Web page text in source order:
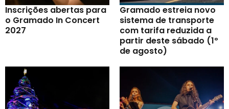
Inscrições abertas para
o Gramado In Concert
2027
Gramado estreia novo
sistema de transporte
com tarifa reduzida a
partir deste sábado (1º
de agosto)